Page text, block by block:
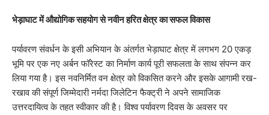
भेड़ाघाट में औद्योगिक सहयोग से नवीन हरित क्षेत्र का सफल विकास
पर्यावरण संवर्धन के इसी अभियान के अंतर्गत भेड़ाघाट क्षेत्र में लगभग 20 एकड़
भूमि पर एक नए अर्बन फॉरेस्ट का निर्माण कार्य पूरी सफलता के साथ संपन्न कर
लिया गया है। इस नवनिर्मित वन क्षेत्र को विकसित करने और इसके आगामी रख-
रखाव की संपूर्ण जिम्मेदारी नर्मदा जिलेटिन फैक्ट्री ने अपने सामाजिक
उत्तरदायित्व के तहत स्वीकार की है। विश्व पर्यावरण दिवस के अवसर पर